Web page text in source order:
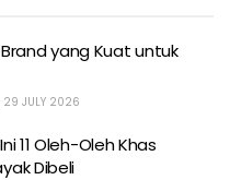
yang Kuat untuk
29 JULY 2026
11 Oleh-Oleh Khas
Dibeli